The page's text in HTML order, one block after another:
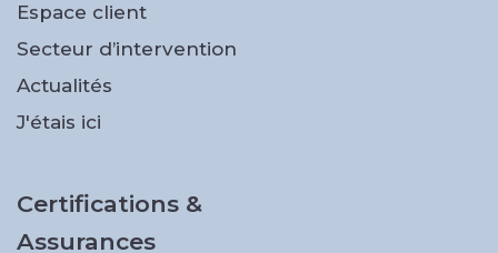
Espace client
Secteur d’intervention
Actualités
J'étais ici
Certifications &
Assurances